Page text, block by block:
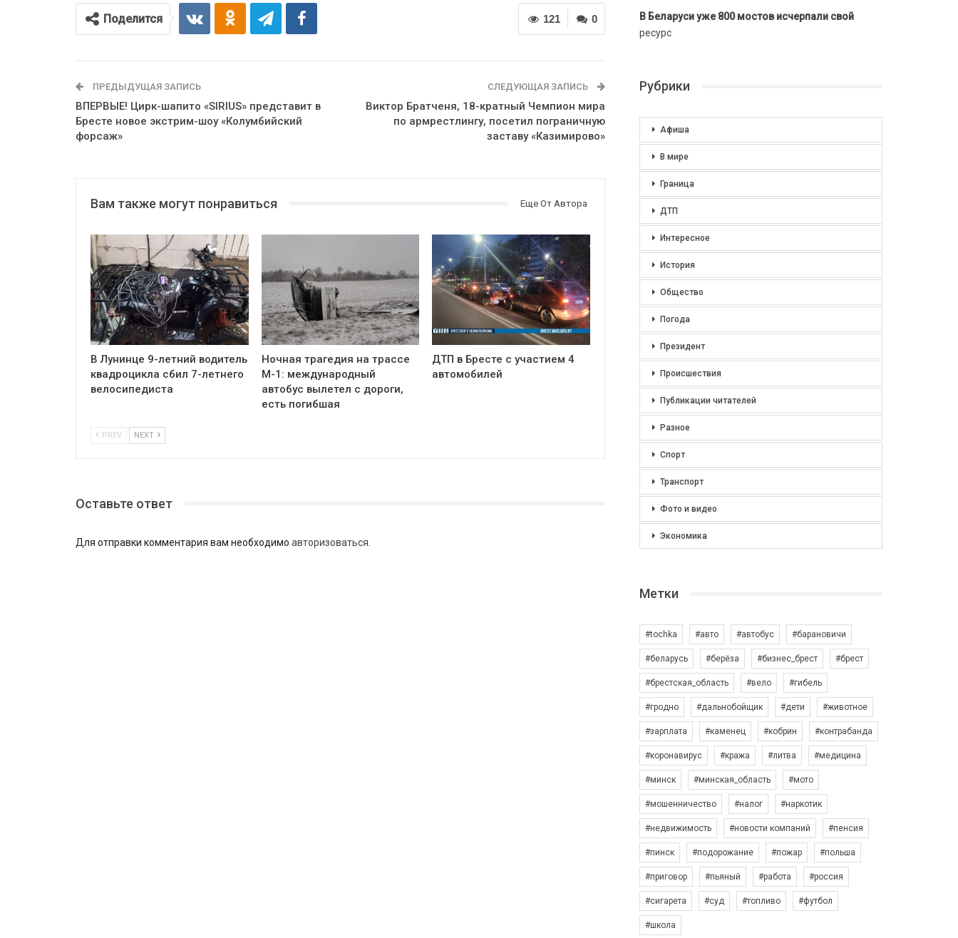
0
121
Поделится
ПРЕДЫДУЩАЯ ЗАПИСЬ
ВПЕРВЫЕ! Цирк-шапито «SIRIUS» представит в
Бресте новое экстрим-шоу «Колумбийский
форсаж»
СЛЕДУЮЩАЯ ЗАПИСЬ
Виктор Братченя, 18-кратный Чемпион мира
по армрестлингу, посетил пограничную
заставу «Казимирово»
Вам также могут понравиться Еще От Автора
В Лунинце 9-летний водитель
квадроцикла сбил 7-летнего
велосипедиста
Ночная трагедия на трассе
М-1: международный
автобус вылетел с дороги,
есть погибшая
ДТП в Бресте с участием 4
автомобилей
PREV NEXT
Оставьте ответ
Для отправки комментария вам необходимо авторизоваться
В Беларуси уже 800 мостов исчерпали свой
ресурс
Рубрики
Афиша
В мире
Граница
ДТП
Интересное
История
Общество
Погода
Президент
Происшествия
Публикации читателей
Разное
Спорт
Транспорт
Фото и видео
Экономика
Метки
#tochka #авто #автобус #барановичи
#беларусь #берёза #бизнес_брест #брест
#брестская_область #вело #гибель
#гродно #дальнобойщик #дети #животное
#зарплата #каменец #кобрин #контрабанда
#коронавирус #кража #литва #медицина
#минск #минская_область #мото
#мошенничество #налог #наркотик
#недвижимость #новости компаний #пенсия
#пинск #подорожание #пожар #польша
#приговор #пьяный #работа #россия
#сигарета #суд #топливо #футбол
#школа